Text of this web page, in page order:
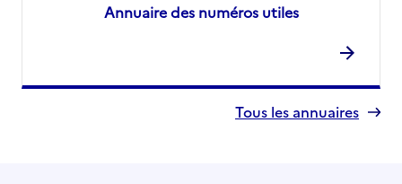
Annuaire des numéros utiles
Tous les annuaires